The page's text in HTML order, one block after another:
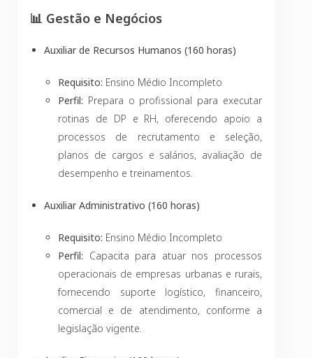
📊 Gestão e Negócios
Auxiliar de Recursos Humanos (160 horas)
Requisito: Ensino Médio Incompleto
Perfil: Prepara o profissional para executar
rotinas de DP e RH, oferecendo apoio a
processos de recrutamento e seleção,
planos de cargos e salários, avaliação de
desempenho e treinamentos.
Auxiliar Administrativo (160 horas)
Requisito: Ensino Médio Incompleto
Perfil: Capacita para atuar nos processos
operacionais de empresas urbanas e rurais,
fornecendo suporte logístico, financeiro,
comercial e de atendimento, conforme a
legislação vigente.